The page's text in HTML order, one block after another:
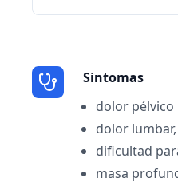
Sintomas
dolor pélvico
dolor
dificultad
masa